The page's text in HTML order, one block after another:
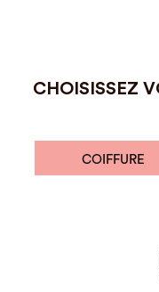
CHOISISSEZ
COIFFURE